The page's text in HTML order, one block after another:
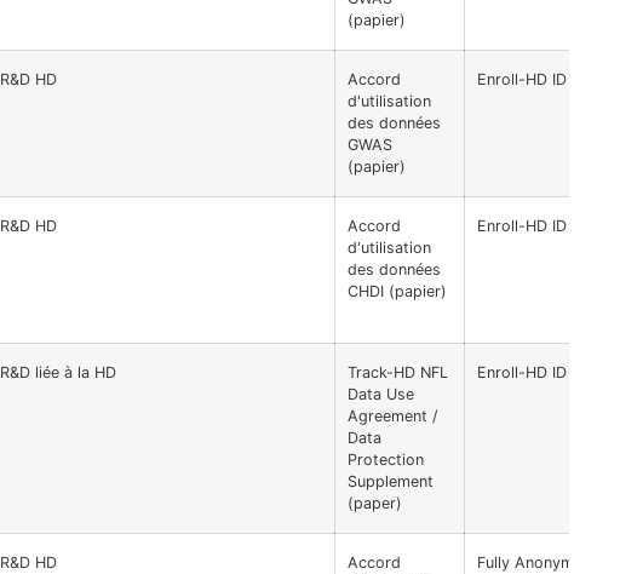
(papier)
R&D HD
Accord
d'utilisation
des données
GWAS
(papier)
Enroll-HD ID
R&D HD
Accord
d'utilisation
des données
CHDI (papier)
Enroll-HD ID
R&D liée à la HD
Track-HD NFL
Data Use
Agreement /
Data
Protection
Supplement
(paper)
Enroll-HD ID
R&D HD
Accord
Fully Anonymized